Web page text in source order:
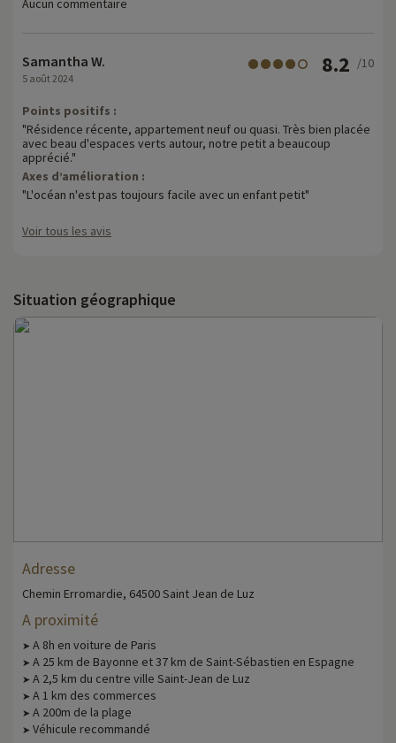
Aucun commentaire
Samantha W.
5 août 2024
8.2 /10
Points positifs :
"Résidence récente, appartement neuf ou quasi. Très bien placée
avec beau d'espaces verts autour, notre petit a beaucoup
apprécié."
Axes d’amélioration :
"L'océan n'est pas toujours facile avec un enfant petit"
Voir tous les avis
Situation géographique
Adresse
Chemin Erromardie, 64500 Saint Jean de Luz
A proximité
➤ A 8h en voiture de Paris
➤ A 25 km de Bayonne et 37 km de Saint-Sébastien en Espagne
➤ A 2,5 km du centre ville Saint-Jean de Luz
➤ A 1 km des commerces
➤ A 200m de la plage
➤ Véhicule recommandé